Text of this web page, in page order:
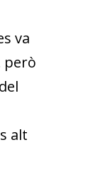
va
però
alt